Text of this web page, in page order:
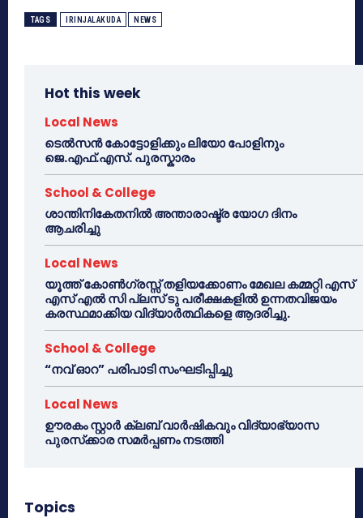
TAGS IRINJALAKUDA NEWS
Hot this week
Local News
ടെൽസൻ കോട്ടോളിക്കും ലിയോ പോളിനും
ജെ.എഫ്.എസ്. പുരസ്കാരം
School & College
ശാന്തിനികേതനിൽ അന്താരാഷ്ട്ര യോഗ ദിനം
ആചരിച്ചു
Local News
യൂത്ത് കോൺഗ്രസ്സ് തളിയക്കോണം മേഖല കമ്മറ്റി എസ്
എസ് എൽ സി പ്ലസ് ടു പരീക്ഷകളിൽ ഉന്നതവിജയം
കരസ്ഥമാക്കിയ വിദ്യാർത്ഥികളെ ആദരിച്ചു.
School & College
“നവ് ഓറ” പരിപാടി സംഘടിപ്പിച്ചു
Local News
ഊരകം സ്റ്റാർ ക്ലബ് വാർഷികവും വിദ്യാഭ്യാസ
പുരസ്‌ക്കാര സമർപ്പണം നടത്തി
Topics